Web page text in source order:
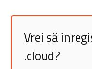
Vrei să
.cloud?